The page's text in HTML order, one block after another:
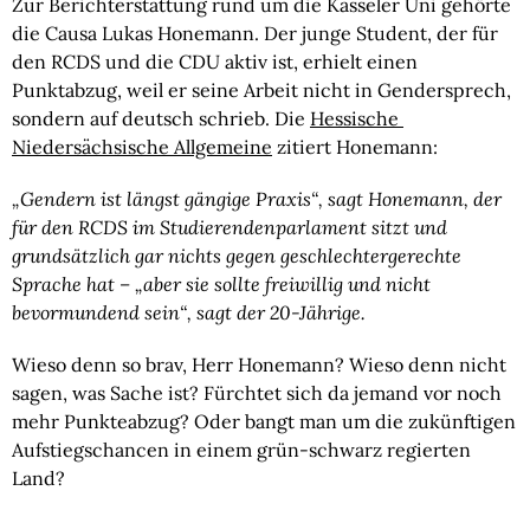
die Causa Lukas Honemann. Der junge Student, der für
den RCDS und die CDU aktiv ist, erhielt einen
Punktabzug, weil er seine Arbeit nicht in Gendersprech,
sondern auf deutsch schrieb. Die Hessische
Niedersächsische Allgemeine zitiert Honemann:
„Gendern ist längst gängige Praxis“, sagt Honemann, der
für den RCDS im Studierendenparlament sitzt und
grundsätzlich gar nichts gegen geschlechtergerechte
Sprache hat – „aber sie sollte freiwillig und nicht
bevormundend sein“, sagt der 20-Jährige.
Wieso denn so brav, Herr Honemann? Wieso denn nicht
sagen, was Sache ist? Fürchtet sich da jemand vor noch
mehr Punkteabzug? Oder bangt man um die zukünftigen
Aufstiegschancen in einem grün-schwarz regierten
Land?